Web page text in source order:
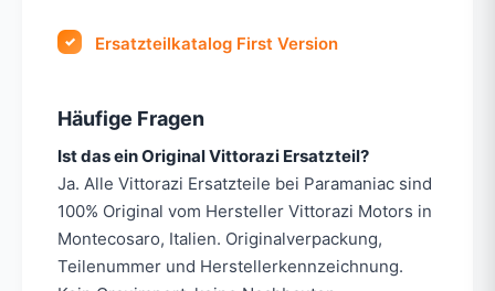
Ersatzteilkatalog First Version
Häufige Fragen
Ist das ein Original Vittorazi Ersatzteil?
Ja. Alle Vittorazi Ersatzteile bei Paramaniac sind
100% Original vom Hersteller Vittorazi Motors in
Montecosaro, Italien. Originalverpackung,
Teilenummer und Herstellerkennzeichnung.